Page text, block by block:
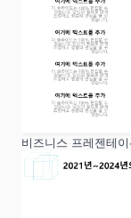
비즈니스 프레젠테